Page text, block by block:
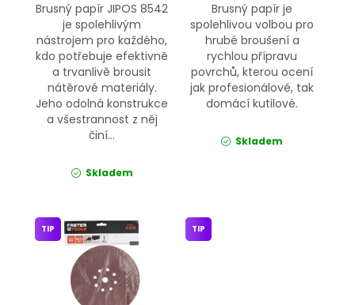
Brusný papír JIPOS 8542
je spolehlivým
nástrojem pro každého,
kdo potřebuje efektivně
a trvanlivě brousit
nátěrové materiály.
Jeho odolná konstrukce
a všestrannost z něj
činí...
Skladem
Brusný papír je
spolehlivou volbou pro
hrubé broušení a
rychlou přípravu
povrchů, kterou ocení
jak profesionálové, tak
domácí kutilové.
Skladem
TIP TIP